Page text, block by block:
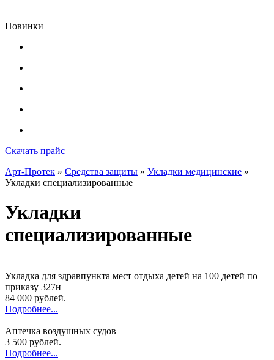
Новинки
Скачать прайс
Арт-Протек » Средства защиты » Укладки медицинские »
Укладки специализированные
Укладки
специализированные
Укладка для здравпункта мест отдыха детей на 100 детей по
приказу 327н
84 000 рублей.
Подробнее...
Аптечка воздушных судов
3 500 рублей.
Подробнее...